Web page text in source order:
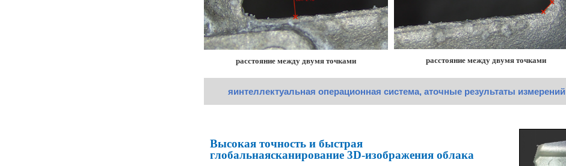
расстояние между двумя точками расстояние между двумя точками
яинтеллектуальная операционная система, аточные результаты измерений
Высокая точность и быстрая
глобальнаясканирование 3D-изображения облака